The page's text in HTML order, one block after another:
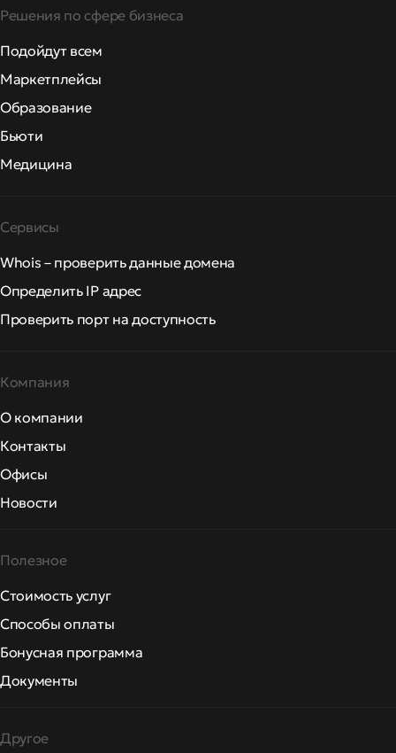
Решения по сфере бизнеса
Подойдут всем
Маркетплейсы
Образование
Бьюти
Медицина
Сервисы
Whois – проверить данные домена
Определить IP адрес
Проверить порт на доступность
Компания
О компании
Контакты
Офисы
Новости
Полезное
Стоимость услуг
Способы оплаты
Бонусная программа
Документы
Другое